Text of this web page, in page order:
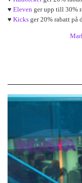
♥ Eleven ger upp till 30%
♥ Kicks ger 20% rabatt på